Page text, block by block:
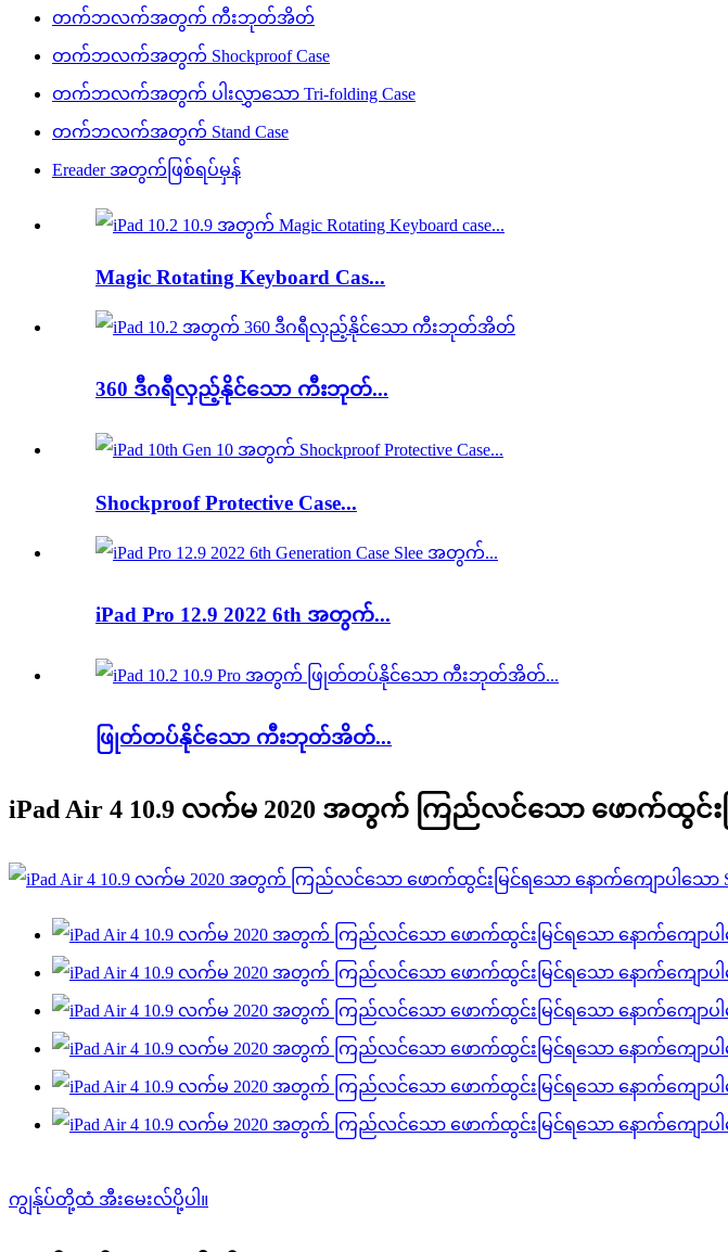
တက်ဘလက်အတွက် ကီးဘုတ်အိတ်
တက်ဘလက်အတွက် Shockproof Case
တက်ဘလက်အတွက် ပါးလွှာသော Tri-folding Case
တက်ဘလက်အတွက် Stand Case
Ereader အတွက်ဖြစ်ရပ်မှန်
Magic Rotating Keyboard Cas...
360 ဒီဂရီလှည့်နိုင်သော ကီးဘုတ်...
Shockproof Protective Case...
iPad Pro 12.9 2022 6th အတွက်...
ဖြုတ်တပ်နိုင်သော ကီးဘုတ်အိတ်...
iPad Air 4 10.9 လက်မ 2020 အတွက် ကြည်လင်သော ဖောက်ထွင်းမြ
ကျွန်ုပ်တို့ထံ အီးမေးလ်ပို့ပါ။